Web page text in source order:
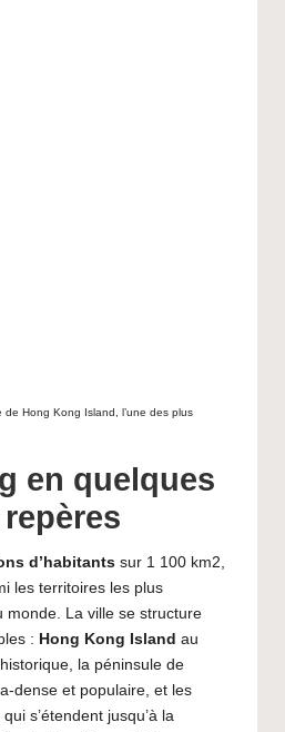
Hong Kong Island, l’une des plus
en quelques
d’habitants sur 1 100 km2,
les territoires les plus
monde. La ville se structure
: Hong Kong Island au
la péninsule de
dense et populaire, et les
qui s’étendent jusqu’à la